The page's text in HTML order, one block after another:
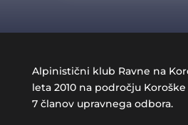
Alpinistični klub Ravne na
leta 2010 na področju
7 članov upravnega odbora.